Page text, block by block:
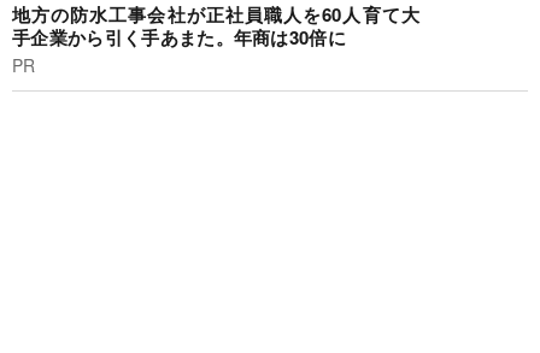
地方の防水工事会社が正社員職人を60人育て大
手企業から引く手あまた。年商は30倍に
PR